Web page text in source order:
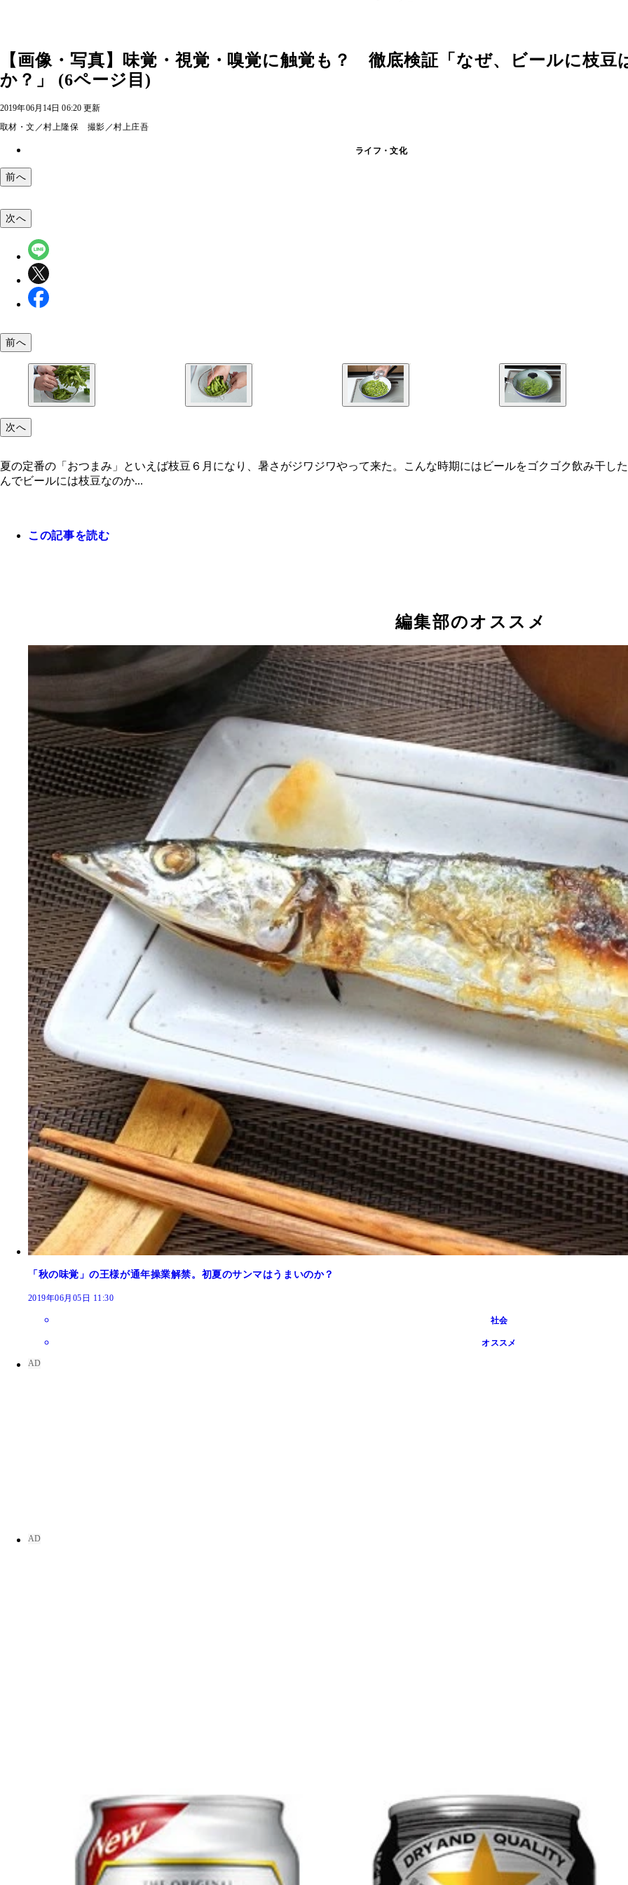
【画像・写真】味覚・視覚・嗅覚に触覚も？ 徹底検証「なぜ、ビールに枝豆
か？」 (6ページ目)
2019年06月14日 06:20 更新
取材・文／村上隆保 撮影／村上庄吾
ライフ・文化
前へ
（１）枝からサヤをちぎり取る
（２）サヤを水洗いする（塩でもみ洗いしてもいい）
（３）フライパンに水洗いしたサヤとコップ半分（約１００ｃｃ）の水を入れる
（４）フタをして約７分間蒸す。最初は強火で、沸騰したら弱火にする
（５）蒸し終わったら火を止め、塩をふる
（６）できあがり！
次へ
前へ
次へ
夏の定番の「おつまみ」といえば枝豆６月になり、暑さがジワジワやって来た。こんな時期にはビールをゴクゴク飲み干し
んでビールには枝豆なのか...
この記事を読む
編集部のオススメ
「秋の味覚」の王様が通年操業解禁。初夏のサンマはうまいのか？
2019年06月05日 11:30
社会
オススメ